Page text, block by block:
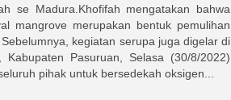
se Madura.Khofifah mengatakan bahwa
mangrove merupakan bentuk pemulihan
kegiatan serupa juga digelar di
Pasuruan, Selasa (30/8/2022)
pihak untuk bersedekah oksigen...